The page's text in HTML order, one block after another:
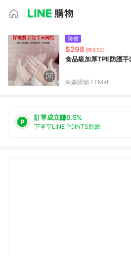
降價
$298 (降$52)
食品級加厚TPE防護
東森購物 ETMall
訂單成立賺0.5%
下單享LINE POINTS點數